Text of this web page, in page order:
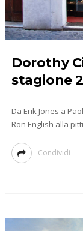
Dorothy
stagione
Da Erik Jones a
Ron English alla
Condividi